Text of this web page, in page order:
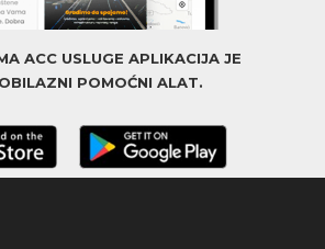
ACC USLUGE APLIKACIJA JE
POMOĆNI ALAT.